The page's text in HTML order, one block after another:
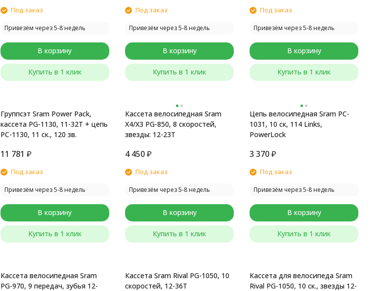
Под заказ
Привезём через 5-8 недель
В корзину
Купить в 1 клик
Под заказ
Привезём через 5-8 недель
В корзину
Купить в 1 клик
Под заказ
Привезём через 5-8 недель
В корзину
Купить в 1 клик
Группсэт Sram Power Pack,
кассета PG-1130, 11-32T + цепь
PC-1130, 11 ск., 120 зв.
11 781 ₽
Под заказ
Привезём через 5-8 недель
В корзину
Купить в 1 клик
Кассета велосипедная Sram
X4/X3 PG-850, 8 скоростей,
звезды: 12-23T
4 450₽
Под заказ
Привезём через 5-8 недель
В корзину
Купить в 1 клик
Цепь велосипедная Sram PC-
1031, 10 ск, 114 Links,
PowerLock
3 370₽
Под заказ
Привезём через 5-8 недель
В корзину
Купить в 1 клик
Кассета велосипедная Sram
PG-970, 9 передач, зубья 12-
Кассета Sram Rival PG-1050, 10
скоростей, 12-36T
Кассета для велосипеда Sram
Rival PG-1050, 10 ск., звезды 12-